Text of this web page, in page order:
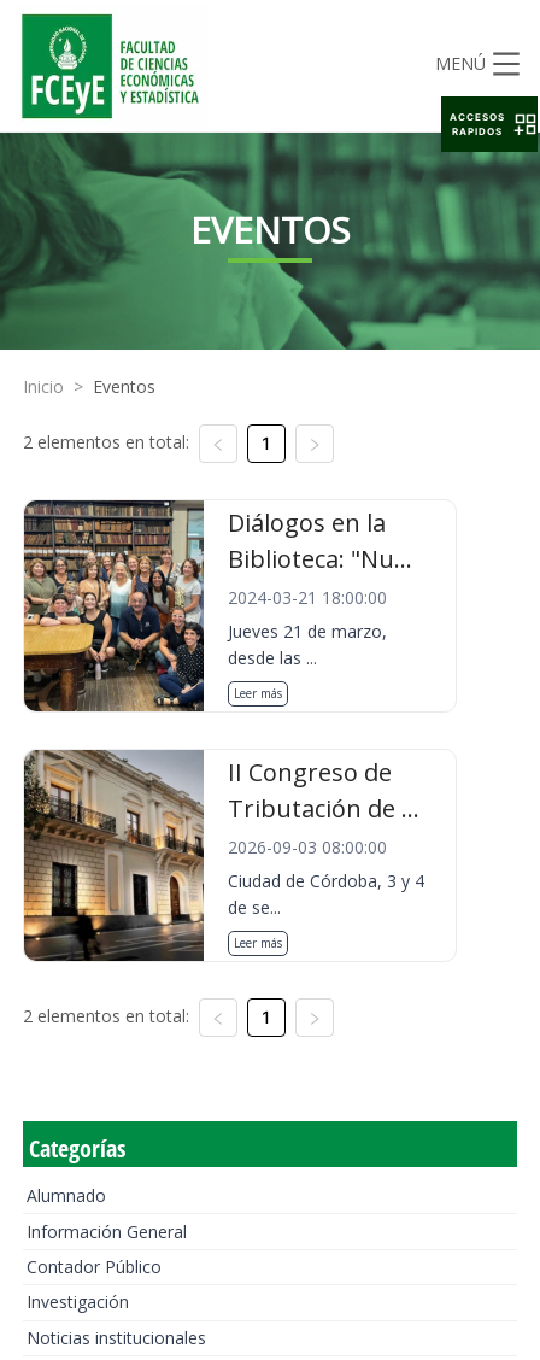
MENÚ
EVENTOS
Inicio > Eventos
2 elementos en total: 1
Diálogos en la
Biblioteca: "Nu...
2024-03-21 18:00:00
Jueves 21 de marzo,
desde las ...
Leer más
II Congreso de
Tributación de ...
2026-09-03 08:00:00
Ciudad de Córdoba, 3 y 4
de se...
Leer más
2 elementos en total: 1
Categorías
Alumnado
Información General
Contador Público
Investigación
Noticias institucionales
ACCESOS
RAPIDOS